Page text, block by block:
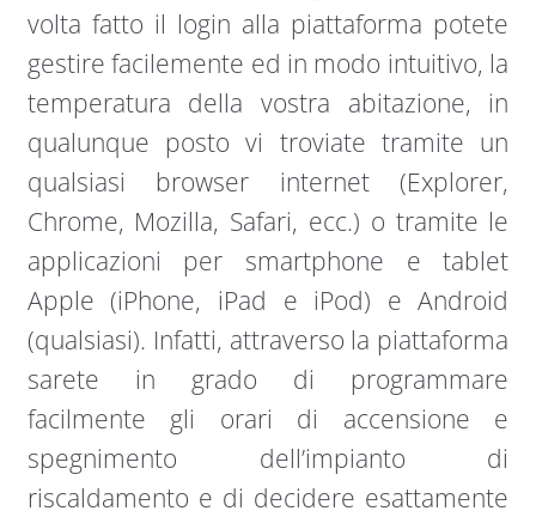
volta fatto il login alla piattaforma potete
gestire facilemente ed in modo intuitivo, la
temperatura della vostra abitazione, in
qualunque posto vi troviate tramite un
qualsiasi browser internet (Explorer,
Chrome, Mozilla, Safari, ecc.) o tramite le
applicazioni per smartphone e tablet
Apple (iPhone, iPad e iPod) e Android
(qualsiasi). Infatti, attraverso la piattaforma
sarete in grado di programmare
facilmente gli orari di accensione e
spegnimento dell’impianto di
riscaldamento e di decidere esattamente